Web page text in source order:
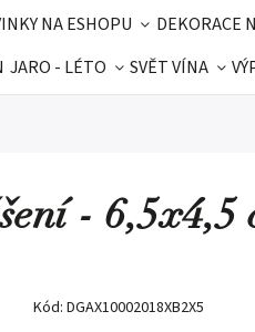
NA ESHOPU
DEKORACE
JARO - LÉTO SVĚT VÍNA
- 6,5x4,5
Kód: DGAX10002018XB2X5